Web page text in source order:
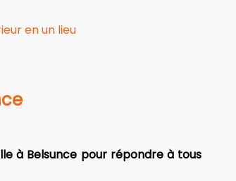
en un lieu
à Belsunce pour répondre à tous